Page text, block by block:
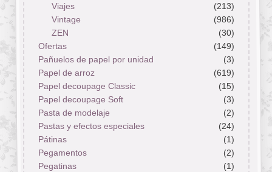
Viajes
(213)
Vintage
(986)
ZEN
(30)
Ofertas
(149)
Pañuelos de papel por unidad
(3)
Papel de arroz
(619)
Papel decoupage Classic
(15)
Papel decoupage Soft
(3)
Pasta de modelaje
(2)
Pastas y efectos especiales
(24)
Pátinas
(1)
Pegamentos
(2)
Pegatinas
(1)